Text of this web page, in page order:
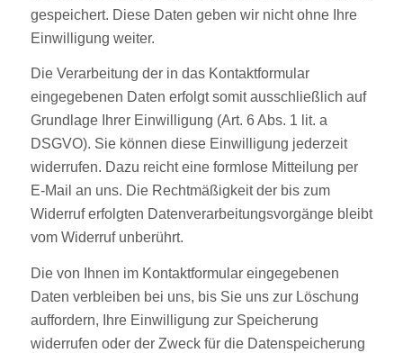
gespeichert. Diese Daten geben wir nicht ohne Ihre
Einwilligung weiter.
Die Verarbeitung der in das Kontaktformular
eingegebenen Daten erfolgt somit ausschließlich auf
Grundlage Ihrer Einwilligung (Art. 6 Abs. 1 lit. a
DSGVO). Sie können diese Einwilligung jederzeit
widerrufen. Dazu reicht eine formlose Mitteilung per
E-Mail an uns. Die Rechtmäßigkeit der bis zum
Widerruf erfolgten Datenverarbeitungsvorgänge bleibt
vom Widerruf unberührt.
Die von Ihnen im Kontaktformular eingegebenen
Daten verbleiben bei uns, bis Sie uns zur Löschung
auffordern, Ihre Einwilligung zur Speicherung
widerrufen oder der Zweck für die Datenspeicherung